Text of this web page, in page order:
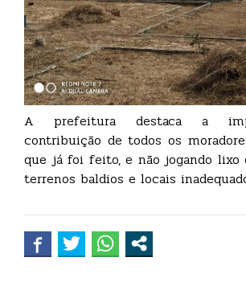
A prefeitura destaca a
contribuição de todos os
que já foi feito, e não jogando lixo
terrenos baldios e locais